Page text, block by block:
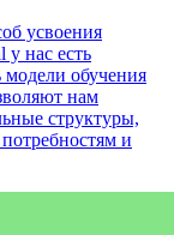
усвоения
нас есть
модели обучения
нам
структуры,
и